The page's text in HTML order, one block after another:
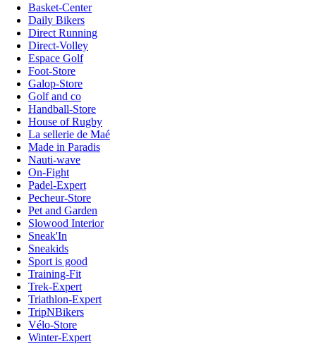
Basket-Center
Daily Bikers
Direct Running
Direct-Volley
Espace Golf
Foot-Store
Galop-Store
Golf and co
Handball-Store
House of Rugby
La sellerie de Maé
Made in Paradis
Nauti-wave
On-Fight
Padel-Expert
Pecheur-Store
Pet and Garden
Slowood Interior
Sneak'In
Sneakids
Sport is good
Training-Fit
Trek-Expert
Triathlon-Expert
TripNBikers
Vélo-Store
Winter-Expert